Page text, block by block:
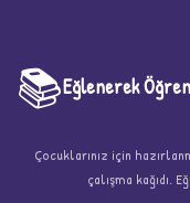
📚Eğlenerek
Çocuklarınız için
çalışma kağıdı.